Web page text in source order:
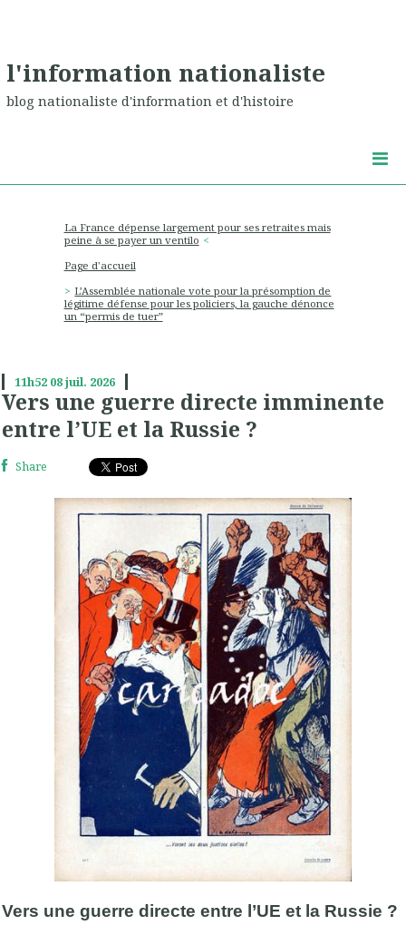
l'information nationaliste
blog nationaliste d'information et d'histoire
La France dépense largement pour ses retraites mais
peine à se payer un ventilo
Page d'accueil
L’Assemblée nationale vote pour la présomption de
légitime défense pour les policiers, la gauche dénonce
un “permis de tuer”
11h52 08juil. 2026
Vers une guerre directe imminente
entre l’UE et la Russie ?
Share
Vers une guerre directe entre l’UE et la Russie ?